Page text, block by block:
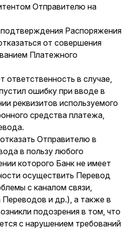
Отправителю на
Распоряжения
от совершения
Платежного
ответственность в случае,
ошибку при вводе в
реквизитов используемого
средства платежа,
Отправителю в
в пользу любого
которого Банк не имеет
осуществить Перевод
с каналом связи,
Переводов и др.), а также в
подозрения в том, что
с нарушением требований